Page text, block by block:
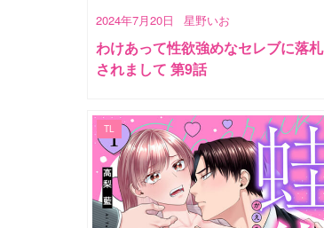
2024年7月20日 星野いお
わけあって性欲強めなセレブに落札
されまして 第9話
TL